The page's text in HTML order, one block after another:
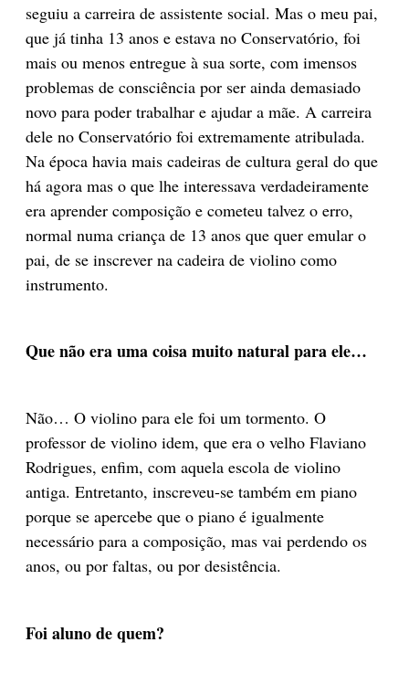
seguiu a carreira de assistente social. Mas o meu pai,
que já tinha 13 anos e estava no Conservatório, foi
mais ou menos entregue à sua sorte, com imensos
problemas de consciência por ser ainda demasiado
novo para poder trabalhar e ajudar a mãe. A carreira
dele no Conservatório foi extremamente atribulada.
Na época havia mais cadeiras de cultura geral do que
há agora mas o que lhe interessava verdadeiramente
era aprender composição e cometeu talvez o erro,
normal numa criança de 13 anos que quer emular o
pai, de se inscrever na cadeira de violino como
instrumento.
Que não era uma coisa muito natural para ele…
Não… O violino para ele foi um tormento. O
professor de violino idem, que era o velho Flaviano
Rodrigues, enfim, com aquela escola de violino
antiga. Entretanto, inscreveu-se também em piano
porque se apercebe que o piano é igualmente
necessário para a composição, mas vai perdendo os
anos, ou por faltas, ou por desistência.
Foi aluno de quem?